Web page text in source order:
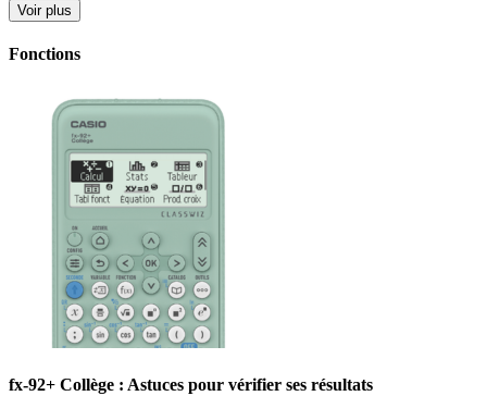
Voir plus
Fonctions
fx-92+ Collège : Astuces pour vérifier ses résultats